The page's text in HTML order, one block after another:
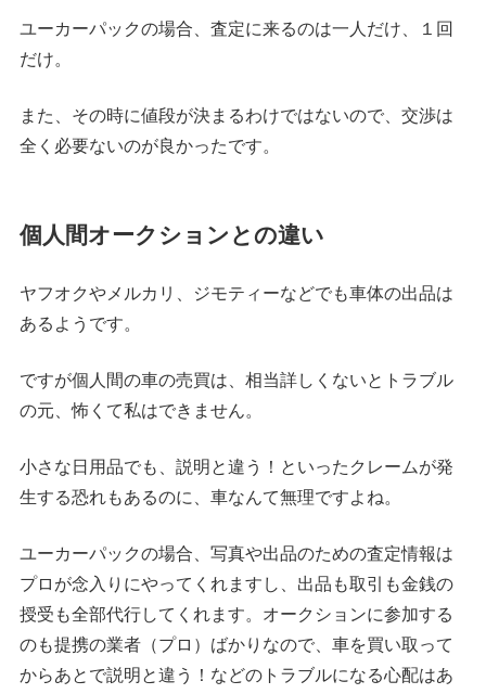
ユーカーパックの場合、査定に来るのは一人だけ、１回
だけ。
また、その時に値段が決まるわけではないので、交渉は
全く必要ないのが良かったです。
個人間オークションとの違い
ヤフオクやメルカリ、ジモティーなどでも車体の出品は
あるようです。
ですが個人間の車の売買は、相当詳しくないとトラブル
の元、怖くて私はできません。
小さな日用品でも、説明と違う！といったクレームが発
生する恐れもあるのに、車なんて無理ですよね。
ユーカーパックの場合、写真や出品のための査定情報は
プロが念入りにやってくれますし、出品も取引も金銭の
授受も全部代行してくれます。オークションに参加する
のも提携の業者（プロ）ばかりなので、車を買い取って
からあとで説明と違う！などのトラブルになる心配はあ